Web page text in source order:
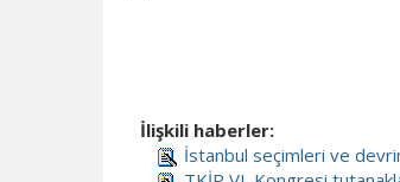
İlişkili haberler:
İstanbul seçimleri ve